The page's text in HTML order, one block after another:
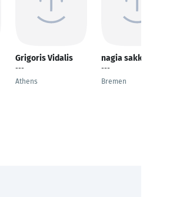
Grigoris Vidalis
---
Athens
nagia sakka
---
Bremen